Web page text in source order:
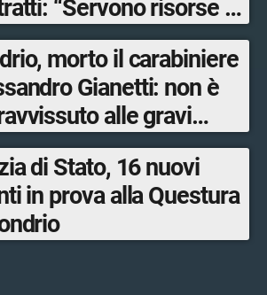
“Servono risorse e
adeguati”
morto il carabiniere
Gianetti: non è
alle gravi
di Stato, 16 nuovi
in prova alla Questura